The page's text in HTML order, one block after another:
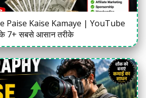
Paise Kaise Kamaye | YouTube
7+ सबसे आसान तरीके